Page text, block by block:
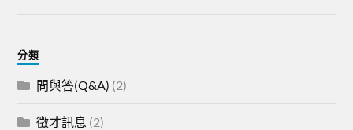
分類
問與答(Q&A) (2)
徵才訊息 (2)